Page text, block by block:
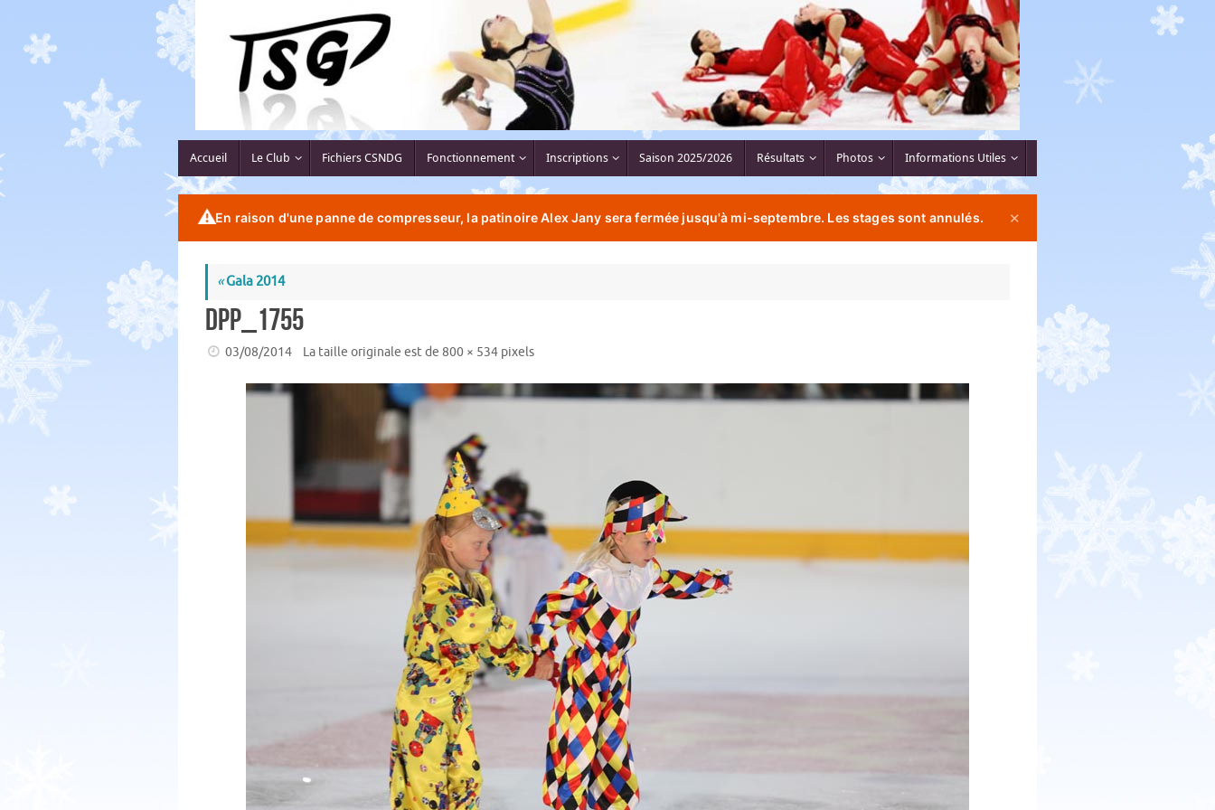
contenu
contenu
Accueil Le Club Fichiers CSNDG Fonctionnement Inscriptions Saison 2025/2026 Résultats Photos Informations Utiles
⚠️En raison d'une panne de compresseur, la patinoire Alex Jany sera fermée jusqu'à mi-septembre. Les stages sont annulés. ✕
«Gala 2014
DPP_1755
03/08/2014 La taille originale est de800 × 534 pixels